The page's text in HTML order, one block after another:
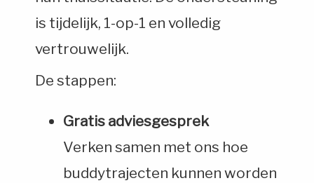
is tijdelijk, 1-op-1 en volledig
vertrouwelijk.
De stappen:
Gratis adviesgesprek
Verken samen met ons hoe
buddytrajecten kunnen worden